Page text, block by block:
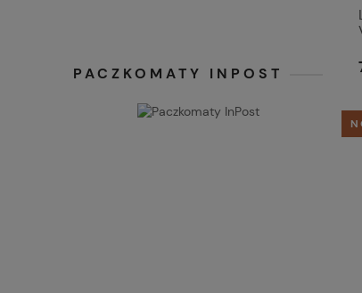
PACZKOMATY INPOST